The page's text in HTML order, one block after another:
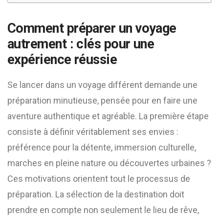
Comment préparer un voyage
autrement : clés pour une
expérience réussie
Se lancer dans un voyage différent demande une
préparation minutieuse, pensée pour en faire une
aventure authentique et agréable. La première étape
consiste à définir véritablement ses envies :
préférence pour la détente, immersion culturelle,
marches en pleine nature ou découvertes urbaines ?
Ces motivations orientent tout le processus de
préparation. La sélection de la destination doit
prendre en compte non seulement le lieu de rêve,